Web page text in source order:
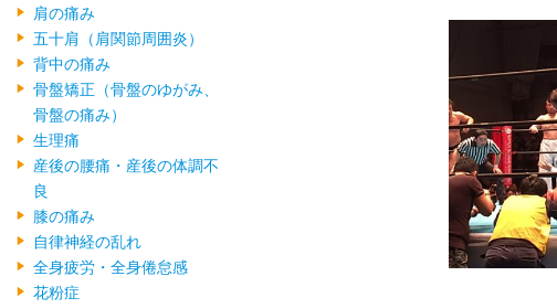
肩の痛み
五十肩（肩関節周囲炎）
背中の痛み
骨盤矯正（骨盤のゆがみ、
骨盤の痛み）
生理痛
産後の腰痛・産後の体調不
良
膝の痛み
自律神経の乱れ
全身疲労・全身倦怠感
花粉症